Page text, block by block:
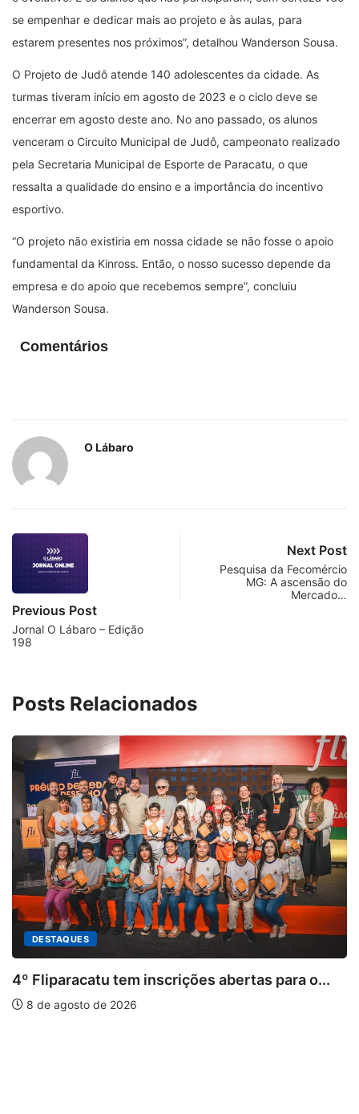
se empenhar e dedicar mais ao projeto e às aulas, para
estarem presentes nos próximos”, detalhou Wanderson Sousa.
O Projeto de Judô atende 140 adolescentes da cidade. As
turmas tiveram início em agosto de 2023 e o ciclo deve se
encerrar em agosto deste ano. No ano passado, os alunos
venceram o Circuito Municipal de Judô, campeonato realizado
pela Secretaria Municipal de Esporte de Paracatu, o que
ressalta a qualidade do ensino e a importância do incentivo
esportivo.
“O projeto não existiria em nossa cidade se não fosse o apoio
fundamental da Kinross. Então, o nosso sucesso depende da
empresa e do apoio que recebemos sempre”, concluiu
Wanderson Sousa.
Comentários
O Lábaro
Previous Post
Jornal O Lábaro – Edição
198
Next Post
Pesquisa da Fecomércio
MG: A ascensão do
Mercado…
Posts Relacionados
DESTAQUES
4º Fliparacatu tem inscrições abertas para o...
8 de agosto de 2026